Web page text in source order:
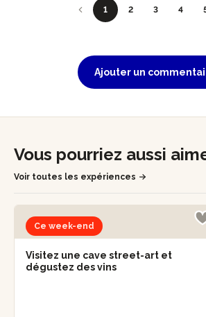
1 2 3 4
Ajouter un
Vous pourriez aussi
Voir toutes les expériences
Ce week-end
Visitez une cave street-art et
dégustez des vins